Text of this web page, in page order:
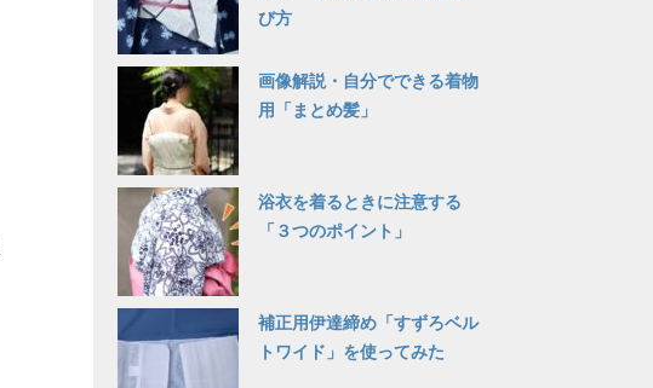
び方
画像解説・自分でできる着物
用「まとめ髪」
浴衣を着るときに注意する
「３つのポイント」
補正用伊達締め「すずろベル
トワイド」を使ってみた